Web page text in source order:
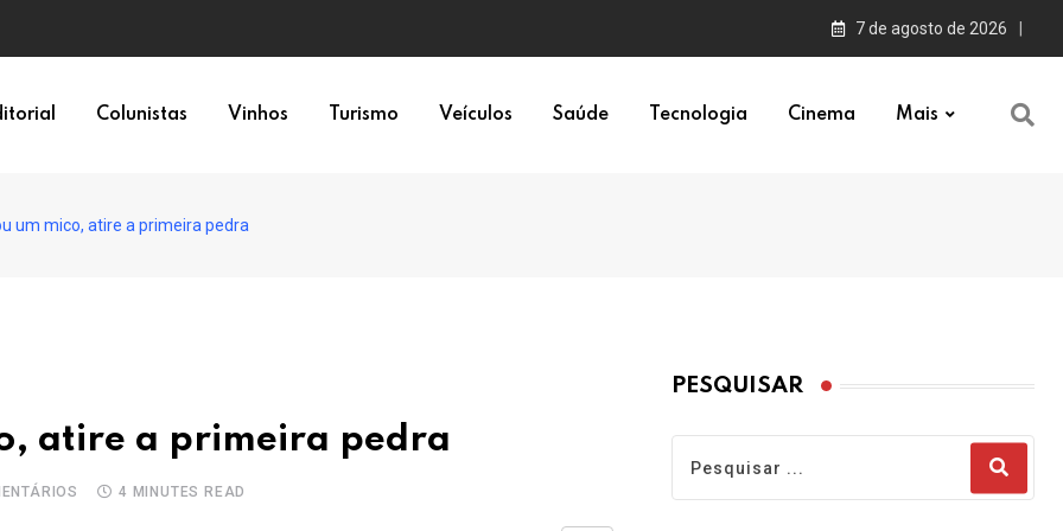
política 7 de agosto de 2026
Colunistas Vinhos Turismo Veículos Saúde Tecnologia Cinema Mais
um mico, atire a primeira pedra
atire a primeira pedra
4 MINUTES READ
PESQUISAR